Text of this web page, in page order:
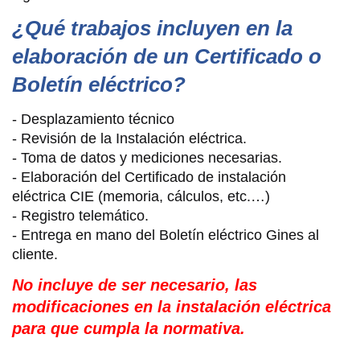
¿Qué trabajos incluyen en la
elaboración de un Certificado o
Boletín eléctrico?
- Desplazamiento técnico
- Revisión de la Instalación eléctrica.
- Toma de datos y mediciones necesarias.
- Elaboración del Certificado de instalación
eléctrica CIE (memoria, cálculos, etc.…)
- Registro telemático.
- Entrega en mano del Boletín eléctrico Gines al
cliente.
No incluye de ser necesario, las
modificaciones en la instalación eléctrica
para que cumpla la normativa.